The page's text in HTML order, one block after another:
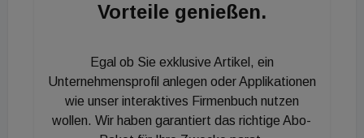
Trivalue Management, betont: "Wir haben in Union
Marktumfeldes und der geänderten
Rahmenbedingungen einen verlässlichen Partner
gefunden." Auf acht Obergeschossen entsteht eine
Mietfläche von 6.350 m². Die Büroflächen bieten ein
Vorteile genießen.
Egal ob Sie exklusive Artikel, ein
Unternehmensprofil anlegen oder Applikationen
wie unser interaktives Firmenbuch nutzen
wollen. Wir haben garantiert das richtige Abo-